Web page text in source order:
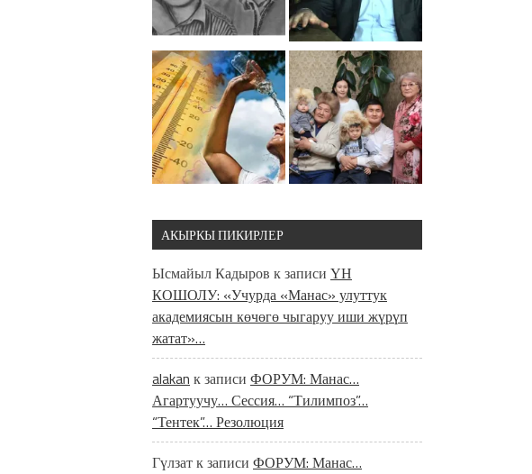
АКЫРКЫ ПИКИРЛЕР
Ысмайыл Кадыров к записи ҮН
КОШОЛУ: «Учурда «Манас» улуттук
академиясын көчөгө чыгаруу иши жүрүп
жатат»…
alakan к записи ФОРУМ: Манас…
Агартуучу… Сессия… “Тилимпоз”…
“Тентек”… Резолюция
Гүлзатк записи ФОРУМ: Манас…